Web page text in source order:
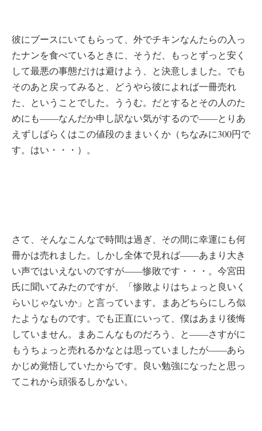
彼にブースにいてもらって、外でチキンなんたらの入っ
たナンを食べているときに、そうだ、もっとずっと安く
して最悪の事態だけは避けよう、と決意しました。でも
そのあと戻ってみると、どうやら彼によれば一冊売れ
た、ということでした。ううむ。だとするとその人のた
めにも――なんだか申し訳ない気がするので――とりあ
えずしばらくはこの値段のままいくか（ちなみに300円で
す。はい・・・）。
さて、そんなこんなで時間は過ぎ、その間に幸運にも何
冊かは売れました。しかし全体で見れば――あまり大き
い声ではいえないのですが――惨敗です・・・。今宮田
氏に聞いてみたのですが、「惨敗よりはちょっと良いく
らいじゃないか」と言っています。まあどちらにしろ似
たようなものです。でも正直にいって、僕はあまり後悔
していません。まあこんなものだろう、と――さすがに
もうちょっと売れるかなとは思っていましたが――あら
かじめ覚悟していたからです。良い勉強になったと思っ
てこれから頑張るしかない。